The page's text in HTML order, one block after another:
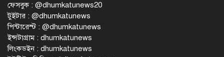
ফেসবুক : @dhumkatunews20
টুইটার : @dhumkatunews
পিন্টারেস্ট : @dhumkatunews
ইন্সটাগ্রাম : dhumkatunews
লিংকডইন : dhumkatunews